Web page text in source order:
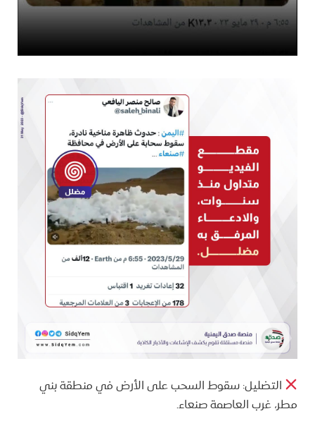
التضليل: سقوط السحب على الأرض في منطقة بني
مطر، غرب العاصمة صنعاء.